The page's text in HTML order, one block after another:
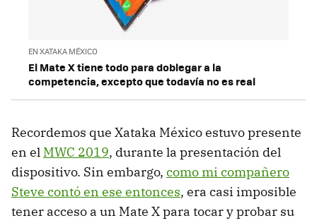
EN XATAKA MÉXICO
El Mate X tiene todo para doblegar a la
competencia, excepto que todavía no es real
Recordemos que Xataka México estuvo presente
en el MWC 2019, durante la presentación del
dispositivo. Sin embargo, como mi compañero
Steve contó en ese entonces, era casi imposible
tener acceso a un Mate X para tocar y probar su